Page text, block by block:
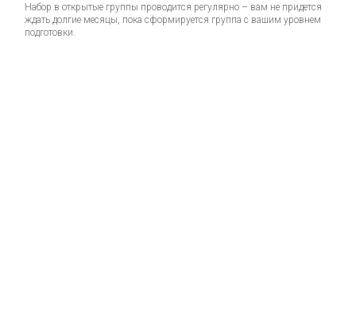
Набор в открытые группы проводится регулярно – вам не придется
ждать долгие месяцы, пока сформируется группа с вашим уровнем
подготовки.